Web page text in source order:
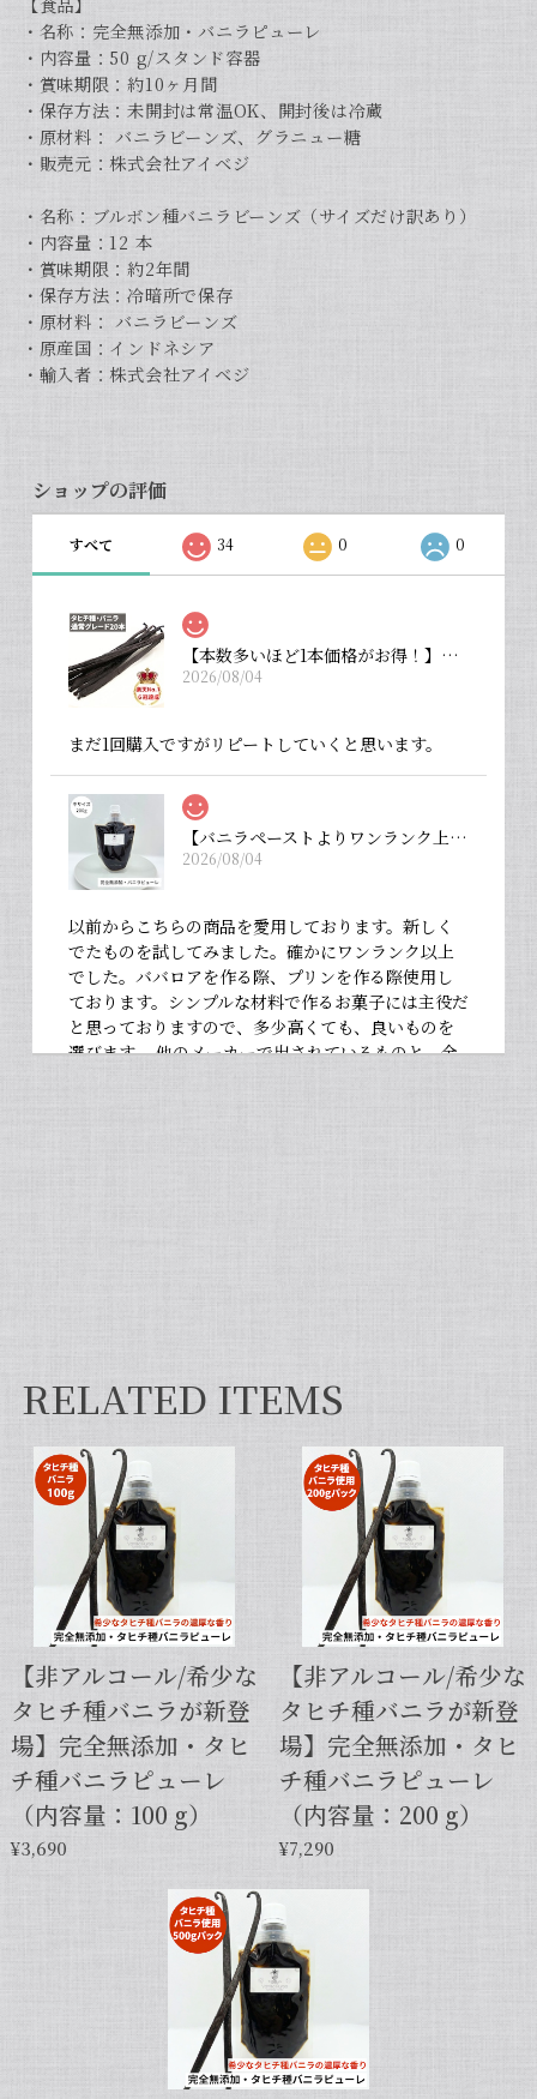
【食品】
・名称：完全無添加・バニラピューレ
・内容量：50 g/スタンド容器
・賞味期限：約10ヶ月間
・保存方法：未開封は常温OK、開封後は冷蔵
・原材料： バニラビーンズ、グラニュー糖
・販売元：株式会社アイベジ
・名称：ブルボン種バニラビーンズ（サイズだけ訳あり）
・内容量：12 本
・賞味期限：約2年間
・保存方法：冷暗所で保存
・原材料： バニラビーンズ
・原産国：インドネシア
・輸入者：株式会社アイベジ
ショップの評価
すべて 34 0 0
【本数多いほど1本価格がお得！】【タヒチ種・通常グレード 13cm・バニラビーンズ・20本】
2026/08/04
まだ1回購入ですがリピートしていくと思います。
【バニラペーストよりワンランク上の天然の香り】【揮発成分が無いため加熱しても香りが揮発しない優れもの！】完全無添加・バニラピューレ（内容量：中サイズ 200 g）
2026/08/04
以前からこちらの商品を愛用しております。新しく
でたものを試してみました。確かにワンランク以上
でした。ババロアを作る際、プリンを作る際使用し
ております。シンプルな材料で作るお菓子には主役だ
と思っておりますので、多少高くても、良いものを
選びます。 他のメーカーで出されているものと、全
セット タヒチ種 + ブルボン種 10本 サイズだけ訳あり バニラビーンズ VANILLA VILLAGE
【本数多いほど1本価格がお得！】【サイズだけ訳ありグレード 12cm・バニラビーンズ・5本】
2025/01/05
発送が早くて助かりました。 バニラの香りも良かっ
たので、次回の発注します。
この度は当店をご利用いただきまして、
誠にありがとうございます！こちらこそ
スムーズなお取引をしていただき感謝申
し上げます。また機会がございました
ら、キャラメルのように甘くほのかに香
るブルボン種バニラもお試しくださいま
せ。今後とも当店を何卒よろしくお願い
申し上げます。
RELATED ITEMS
【非アルコール/希少な
タヒチ種バニラが新登
場】完全無添加・タヒ
チ種バニラピューレ
（内容量：100 g）
¥3,690
【非アルコール/希少な
タヒチ種バニラが新登
場】完全無添加・タヒ
チ種バニラピューレ
（内容量：200 g）
¥7,290